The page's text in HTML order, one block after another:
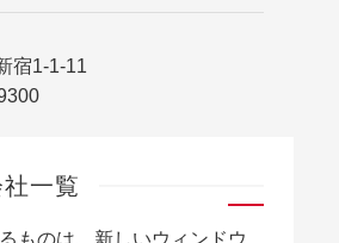
宿1-1-11
一覧
ものは、新しいウィンドウ